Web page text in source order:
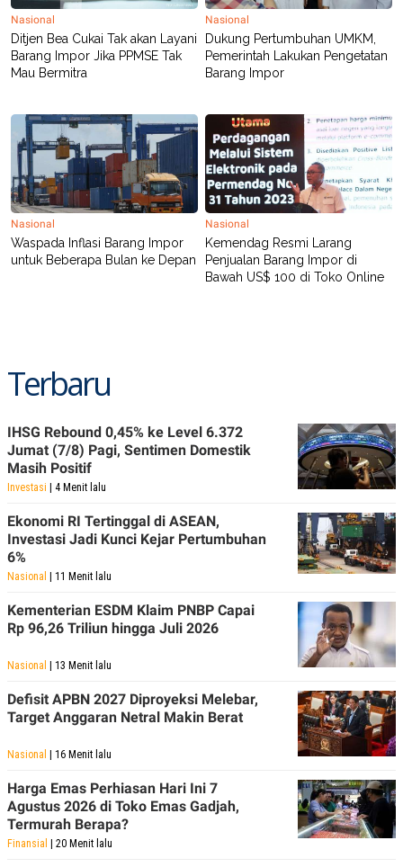
Nasional
Ditjen Bea Cukai Tak akan Layani
Barang Impor Jika PPMSE Tak
Mau Bermitra
Nasional
Dukung Pertumbuhan UMKM,
Pemerintah Lakukan Pengetatan
Barang Impor
Nasional
Waspada Inflasi Barang Impor
untuk Beberapa Bulan ke Depan
Nasional
Kemendag Resmi Larang
Penjualan Barang Impor di
Bawah US$ 100 di Toko Online
Terbaru
IHSG Rebound 0,45% ke Level 6.372
Jumat (7/8) Pagi, Sentimen Domestik
Masih Positif
Investasi | 4 Menit lalu
Ekonomi RI Tertinggal di ASEAN,
Investasi Jadi Kunci Kejar Pertumbuhan
6%
Nasional | 11 Menit lalu
Kementerian ESDM Klaim PNBP Capai
Rp 96,26 Triliun hingga Juli 2026
Nasional | 13 Menit lalu
Defisit APBN 2027 Diproyeksi Melebar,
Target Anggaran Netral Makin Berat
Nasional | 16 Menit lalu
Harga Emas Perhiasan Hari Ini 7
Agustus 2026 di Toko Emas Gadjah,
Termurah Berapa?
Finansial | 20 Menit lalu